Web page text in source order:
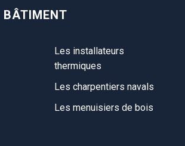
BÂTIMENT
Les installateurs
thermiques
Les charpentiers navals
Les menuisiers de bois